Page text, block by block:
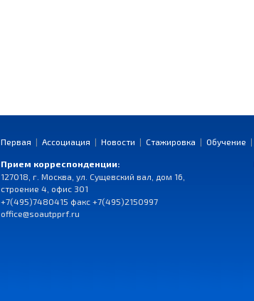
Первая | Ассоциация | Новости | Стажировка | Обучение |
Прием корреспонденции:
127018, г. Москва, ул. Сущевский вал, дом 16,
строение 4, офис 301
+7(495)7480415 факс +7(495)2150997
office@soautpprf.ru